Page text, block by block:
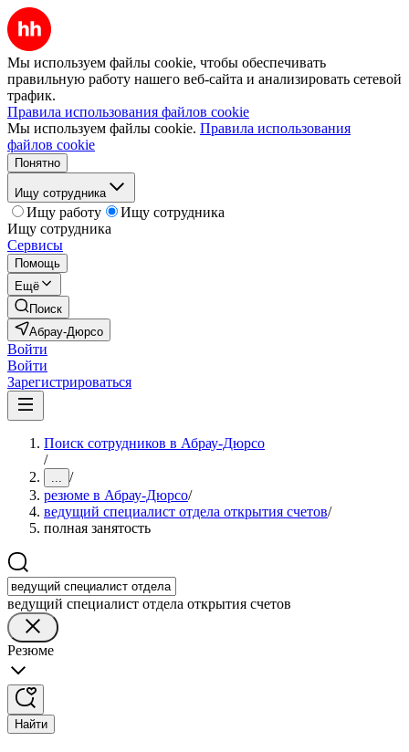
Мы используем файлы cookie, чтобы обеспечивать
правильную работу нашего веб-сайта и анализировать сетевой
трафик.
Правила использования файлов cookie
Мы используем файлы cookie. Правила использования
файлов cookie
Понятно
Ищу сотрудника
Ищу работу
Ищу сотрудника
Ищу сотрудника
Сервисы
Помощь
Ещё
Поиск
Абрау-Дюрсо
Войти
Войти
Зарегистрироваться
Поиск сотрудников в Абрау-Дюрсо
/
... /
резюме в Абрау-Дюрсо/
ведущий специалист отдела открытия счетов/
полная занятость
ведущий специалист отдела открытия счетов
Резюме
Найти